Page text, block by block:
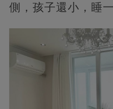
側，孩子還小，睡